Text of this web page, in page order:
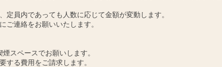
定員内であっても人数に応じて金額が変動します。
ご連絡をお願いいたします。
スペースでお願いします。
する費用をご請求します。